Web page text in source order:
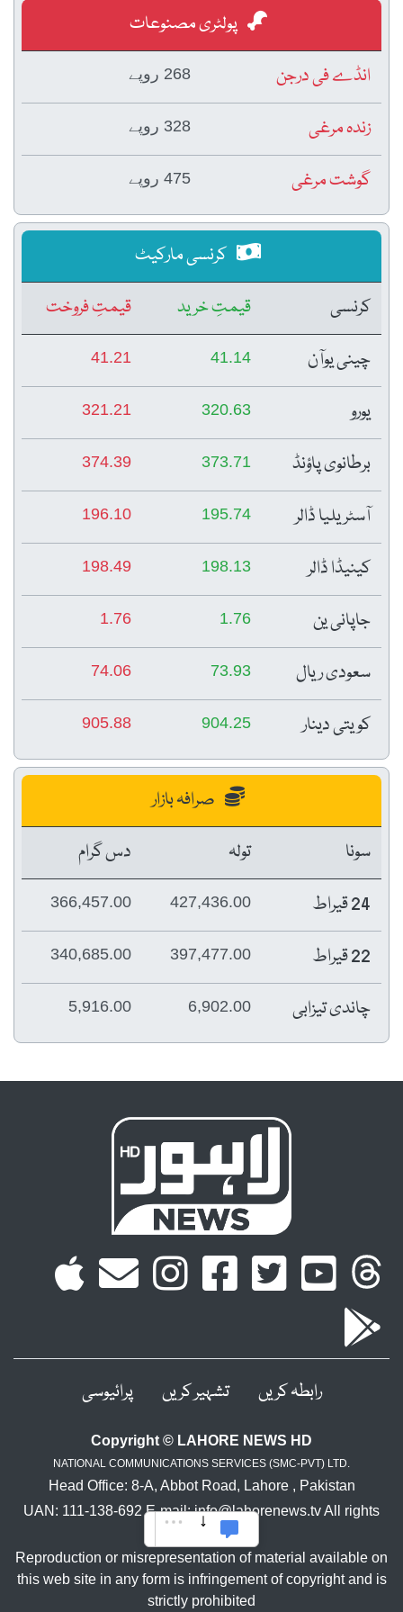
پولٹری مصنوعات
انڈے فی درجن
268 روپے
زندہ مرغی 328 روپے
گوشت مرغی 475 روپے
کرنسی مارکیٹ
کرنسی
قیمتِ خرید
قیمتِ فروخت
چینی یوآن
41.14
41.21
یورو 320.63
321.21
برطانوی پاؤنڈ 373.71
374.39
آسٹریلیا ڈالر 195.74
196.10
کینیڈا ڈالر 198.13
198.49
جاپانی ین 1.76
1.76
سعودی ریال 73.93
74.06
کویتی دینار 904.25
905.88
صرافہ بازار
سونا
تولہ
دس گرام
24 قیراط
427,436.00
366,457.00
22 قیراط 397,477.00
340,685.00
چاندی تیزابی 6,902.00
5,916.00
رابطہ کریں تشہیر کریں پرائیوسی
Copyright © LAHORE NEWS HD
NATIONAL COMMUNICATIONS SERVICES (SMC-PVT) LTD.
Head Office: 8-A, Abbot Road, Lahore , Pakistan
UAN: 111-138-692 E-mail: info@lahorenews.tv All rights
reserved.
Reproduction or misrepresentation of material available on
this web site in any form is infringement of copyright and is
strictly prohibited